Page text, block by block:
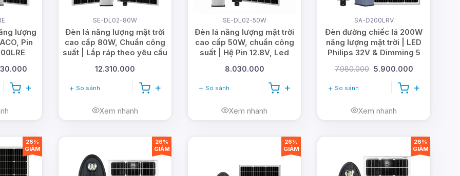
lượng
Pin
SE-DL02-80W
Đèn lá năng lượng mặt trời
cao cấp 80W, Chuẩn công
suất | Lắp ráp theo yêu cầu
12.310.000
So sánh
Xem nhanh
SE-DL02-50W
Đèn lá năng lượng mặt trời
cao cấp 50W, chuẩn công
suất | Hệ Pin 12.8V, Led
8.030.000
So sánh
Xem nhanh
SA-D200LRV
Đèn đường chiếc lá 200W
năng lượng mặt trời | LED
Philips 32V & Dimming 5
7.980.000 5.900.000
So sánh
Xem nhanh
26%
GIẢM
26%
GIẢM
26%
GIẢM
26%
GIẢM